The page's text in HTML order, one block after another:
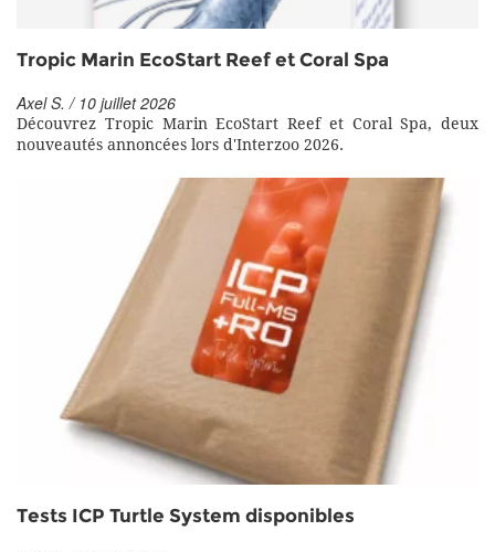
Tropic Marin EcoStart Reef et Coral Spa
Axel S. / 10 juillet 2026
Découvrez Tropic Marin EcoStart Reef et Coral Spa, deux
nouveautés annoncées lors d'Interzoo 2026.
Tests ICP Turtle System disponibles